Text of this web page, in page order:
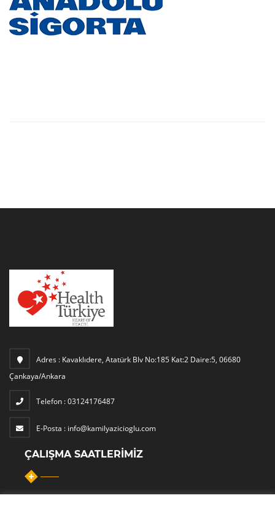
Adres : Kavaklıdere, Atatürk Blv No:185 Kat:2 Daire:5, 06680
Çankaya/Ankara
Telefon :03124176487
E-Posta : info@kamilyazicioglu.com
ÇALIŞMA SAATLERIMIZ